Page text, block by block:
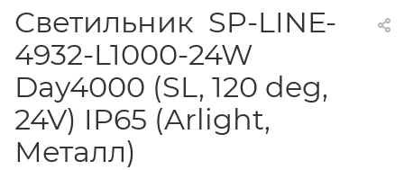
Светильник SP-LINE-
4932-L1000-24W
Day4000 (SL, 120 deg,
24V) IP65 (Arlight,
Металл)